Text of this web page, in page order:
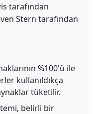
tarafından
Stern tarafından
%100'ü ile
kullanıldıkça
tüketilir.
belirli bir